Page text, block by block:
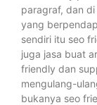
paragraf, dan
yang
sendiri itu seo
juga jasa buat
friendly dan
mengulang-
bukanya seo